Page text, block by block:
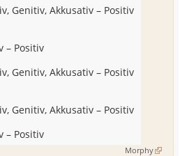
Genitiv, Akkusativ – Positiv
– Positiv
Genitiv, Akkusativ – Positiv
Genitiv, Akkusativ – Positiv
– Positiv
Morphy